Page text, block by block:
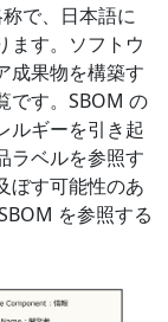
で、日本語に
ます。ソフトウ
成果物を構築す
です。SBOM の
ルギーを引き起
ラベルを参照す
ぼす可能性のあ
を参照する